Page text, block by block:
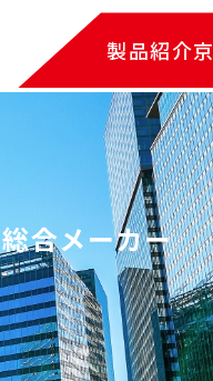
製品紹介
合メーカー